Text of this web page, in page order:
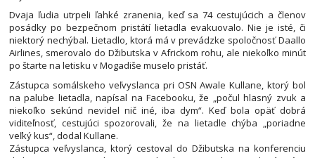
Dvaja ľudia utrpeli ľahké zranenia, keď sa 74 cestujúcich a členov
posádky po bezpečnom pristátí lietadla evakuovalo. Nie je isté, či
niektorý nechýbal. Lietadlo, ktorá má v prevádzke spoločnosť Daallo
Airlines, smerovalo do Džibutska v Africkom rohu, ale niekoľko minút
po štarte na letisku v Mogadiše muselo pristáť.
Zástupca somálskeho veľvyslanca pri OSN Awale Kullane, ktorý bol
na palube lietadla, napísal na Facebooku, že „počul hlasný zvuk a
niekoľko sekúnd nevidel nič iné, iba dym“. Keď bola opäť dobrá
viditeľnosť, cestujúci spozorovali, že na lietadle chýba „poriadne
veľký kus“, dodal Kullane.
Zástupca veľvyslanca, ktorý cestoval do Džibutska na konferenciu